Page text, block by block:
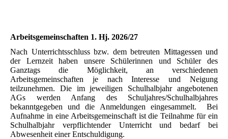
Arbeitsgemeinschaften 1. Hj. 2026/27
Nach Unterrichtsschluss bzw. dem betreuten Mittagessen und
der Lernzeit haben unsere Schülerinnen und Schüler des
Ganztags die Möglichkeit, an verschiedenen
Arbeitsgemeinschaften je nach Interesse und Neigung
teilzunehmen. Die im jeweiligen Schulhalbjahr angebotenen
AGs werden Anfang des Schuljahres/Schulhalbjahres
bekanntgegeben und die Anmeldungen eingesammelt. Bei
Aufnahme in eine Arbeitsgemeinschaft ist die Teilnahme für ein
Schulhalbjahr verpflichtender Unterricht und bedarf bei
Abwesenheit einer Entschuldigung.